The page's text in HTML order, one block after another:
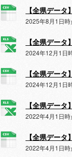
【全県デー
2025年8月1日時
【全県デー
2024年12月1日
【全県デー
2024年12月1日
【全県デー
2022年4月1日時
【全県デー
2022年4月1日時